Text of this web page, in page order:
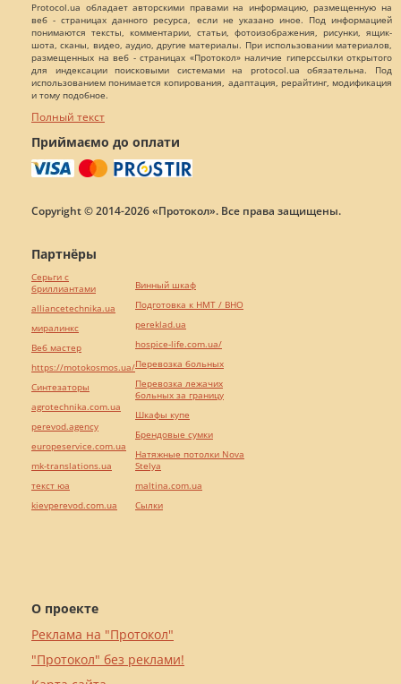
Protocol.ua обладает авторскими правами на информацию, размещенную на
веб - страницах данного ресурса, если не указано иное. Под информацией
понимаются тексты, комментарии, статьи, фотоизображения, рисунки, ящик-
шота, сканы, видео, аудио, другие материалы. При использовании материалов,
размещенных на веб - страницах «Протокол» наличие гиперссылки открытого
для индексации поисковыми системами на protocol.ua обязательна. Под
использованием понимается копирования, адаптация, рерайтинг, модификация
и тому подобное.
Полный текст
Приймаємо до оплати
Copyright © 2014-2026 «Протокол». Все права защищены.
О проекте
Реклама на "Протокол"
"Протокол" без реклами!
Партнёры
Серьги с
бриллиантами
alliancetechnika.ua
миралинкс
Веб мастер
https://motokosmos.ua/
Синтезаторы
agrotechnika.com.ua
perevod.agency
europeservice.com.ua
mk-translations.ua
текст юа
kievperevod.com.ua
Винный шкаф
Подготовка к НМТ / ВНО
pereklad.ua
hospice-life.com.ua/
Перевозка больных
Перевозка лежачих
больных за границу
Шкафы купе
Брендовые сумки
Натяжные потолки Nova
Stelya
maltina.com.ua
Cылки